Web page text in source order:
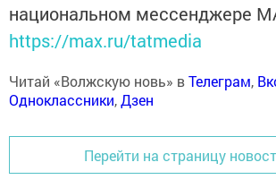
национальном мессенджере
https://max.ru/tatmedia
Читай «Волжскую новь» вТелеграм,
Одноклассники,Дзен
Перейти на страницу